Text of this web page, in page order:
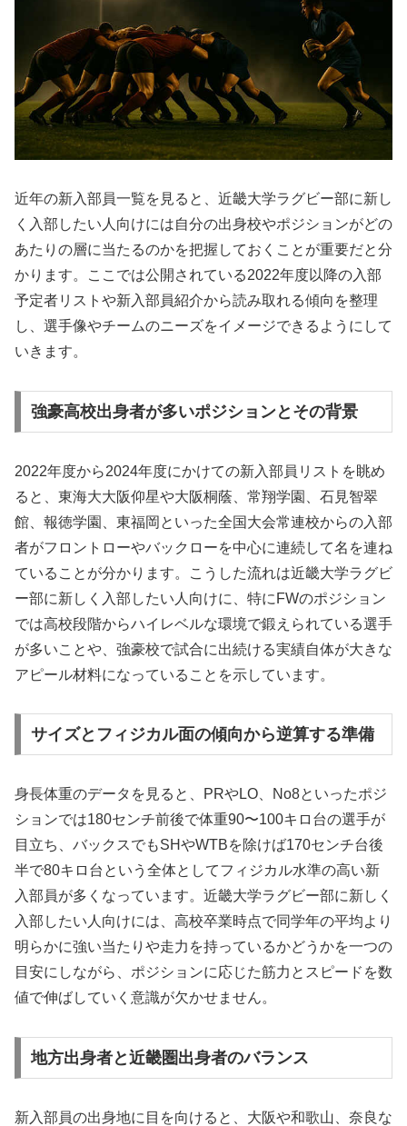
近年の新入部員一覧を見ると、近畿大学ラグビー部に新し
く入部したい人向けには自分の出身校やポジションがどの
あたりの層に当たるのかを把握しておくことが重要だと分
かります。ここでは公開されている2022年度以降の入部
予定者リストや新入部員紹介から読み取れる傾向を整理
し、選手像やチームのニーズをイメージできるようにして
いきます。
強豪高校出身者が多いポジションとその背景
2022年度から2024年度にかけての新入部員リストを眺め
ると、東海大大阪仰星や大阪桐蔭、常翔学園、石見智翠
館、報徳学園、東福岡といった全国大会常連校からの入部
者がフロントローやバックローを中心に連続して名を連ね
ていることが分かります。こうした流れは近畿大学ラグビ
ー部に新しく入部したい人向けに、特にFWのポジション
では高校段階からハイレベルな環境で鍛えられている選手
が多いことや、強豪校で試合に出続ける実績自体が大きな
アピール材料になっていることを示しています。
サイズとフィジカル面の傾向から逆算する準備
身長体重のデータを見ると、PRやLO、No8といったポジ
ションでは180センチ前後で体重90〜100キロ台の選手が
目立ち、バックスでもSHやWTBを除けば170センチ台後
半で80キロ台という全体としてフィジカル水準の高い新
入部員が多くなっています。近畿大学ラグビー部に新しく
入部したい人向けには、高校卒業時点で同学年の平均より
明らかに強い当たりや走力を持っているかどうかを一つの
目安にしながら、ポジションに応じた筋力とスピードを数
値で伸ばしていく意識が欠かせません。
地方出身者と近畿圏出身者のバランス
新入部員の出身地に目を向けると、大阪や和歌山、奈良な